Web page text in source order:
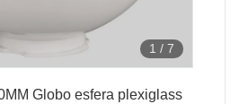
1 / 7
Globo esfera plexiglass